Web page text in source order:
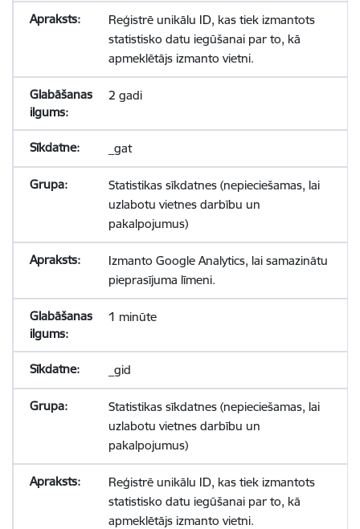
Reģistrē unikālu ID, kas tiek izmantots
statistisko datu iegūšanai par to, kā
apmeklētājs izmanto vietni.
2 gadi
_gat
Statistikas sīkdatnes (nepieciešamas, lai
uzlabotu vietnes darbību un
pakalpojumus)
Izmanto Google Analytics, lai samazinātu
pieprasījuma līmeni.
1 minūte
_gid
Statistikas sīkdatnes (nepieciešamas, lai
uzlabotu vietnes darbību un
pakalpojumus)
Reģistrē unikālu ID, kas tiek izmantots
statistisko datu iegūšanai par to, kā
apmeklētājs izmanto vietni.